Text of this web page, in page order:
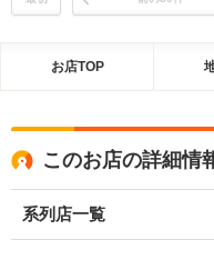
お店TOP
このお店の詳細情
系列店一覧